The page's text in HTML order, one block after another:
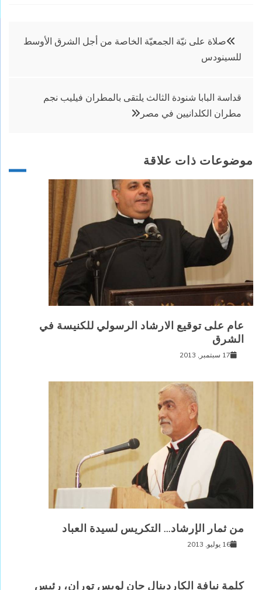
تصفّح
المقالات
صلاة على نيّة الجمعيّة الخاصة من أجل الشرق الأوسط
للسينودس
قداسة البابا شنودة الثالث يلتقى بالمطران فيليب نجم
مطران الكلدانيين في مصر
موضوعات ذات علاقة
عام على توقيع الارشاد الرسولي للكنيسة في
الشرق
17 سبتمبر, 2013
من ثمار الإرشاد… التكريس لسيدة العباد
16 يوليو, 2013
كلمة نيافة الكاردينال جان لويس توران، رئيس